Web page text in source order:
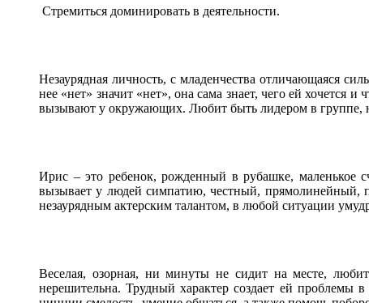
Стремиться доминировать в деятельности.
Незаурядная личность, с младенчества отличающаяся
нее «нет» значит «нет», она сама знает, чего ей хочется
вызывают у окружающих. Любит быть лидером в группе,
Ирис – это ребенок, рожденный в рубашке, маленькое
вызывает у людей симпатию, честный, прямолинейный,
незаурядным актерским талантом, в любой ситуации
Веселая, озорная, ни минуты не сидит на месте,
нерешительна. Трудный характер создает ей проблемы